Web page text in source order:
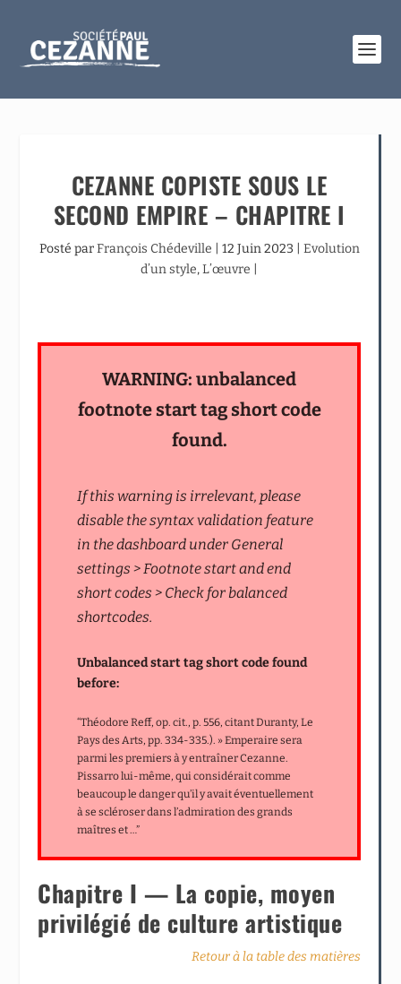
CEZANNE COPISTE SOUS LE
SECOND EMPIRE – CHAPITRE I
Posté parFrançois Chédeville 12 Juin 2023
Evolution
d’un style,L’œuvre
WARNING: unbalanced
footnote start tag short code
found.
If this warning is irrelevant, please
disable the syntax validation feature
in the dashboard under General
settings > Footnote start and end
short codes > Check for balanced
shortcodes.
Unbalanced start tag short code found
before:
“Théodore Reff, op. cit., p. 556, citant Duranty, Le
Pays des Arts, pp. 334-335.). » Emperaire sera
parmi les premiers à y entraîner Cezanne.
Pissarro lui-même, qui considérait comme
beaucoup le danger qu’il y avait éventuellement
à se scléroser dans l’admiration des grands
maîtres et …”
Chapitre I — La copie, moyen
privilégié de culture artistique
Retour à la table des matières